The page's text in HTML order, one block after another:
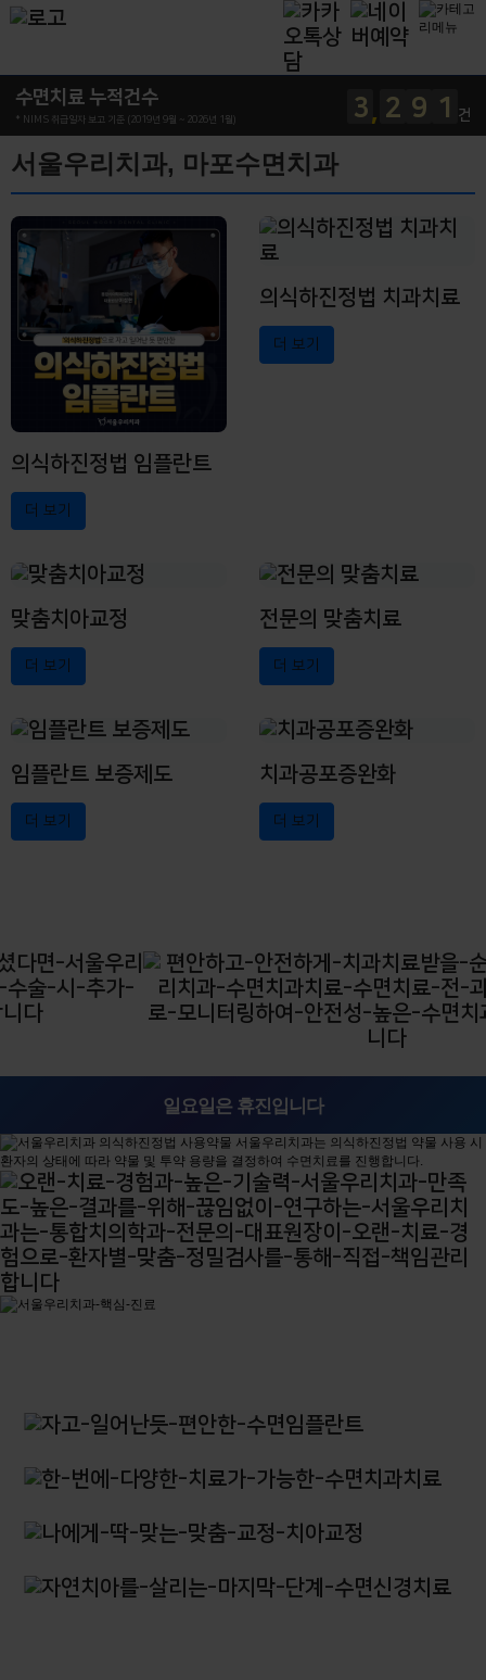
수면치료 누적건수
* NIMS 취급일자 보고 기준 (2019년 9월 ~ 2026년 1월) 3 2 9 1 건
서울우리치과, 마포수면치과
의식하진정법 임플란트
더 보기
의식하진정법 치과치료
더 보기
맞춤치아교정
더 보기
전문의 맞춤치료
더 보기
임플란트 보증제도
더 보기
치과공포증완화
더 보기
일요일은 휴진입니다